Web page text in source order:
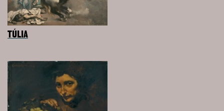
TÚLIA